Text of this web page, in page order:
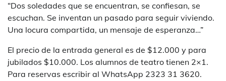
“Dos soledades que se encuentran, se confiesan, se
escuchan. Se inventan un pasado para seguir viviendo.
Una locura compartida, un mensaje de esperanza…”
El precio de la entrada general es de $12.000 y para
jubilados $10.000. Los alumnos de teatro tienen 2×1.
Para reservas escribir al WhatsApp 2323 31 3620.